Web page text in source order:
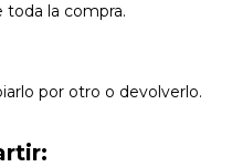
toda la compra.
por otro o devolverlo.